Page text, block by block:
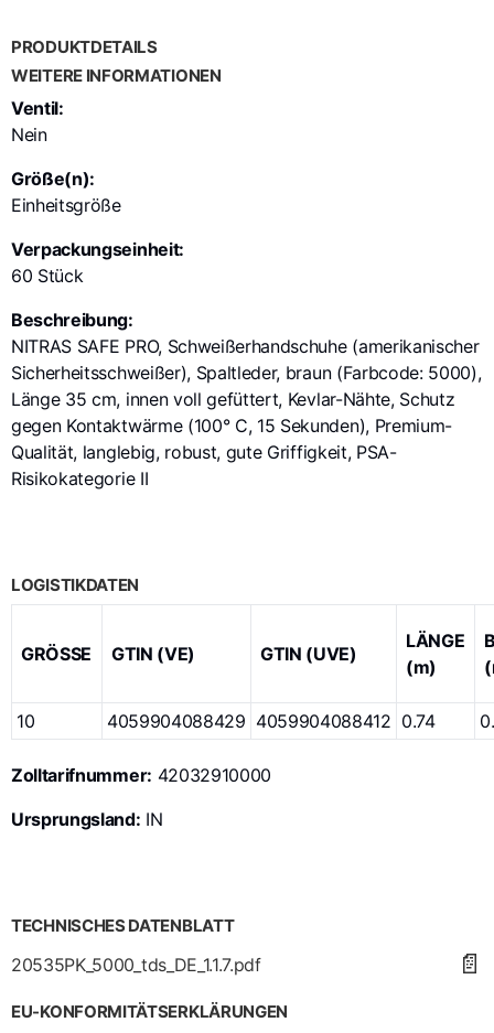
PRODUKTDETAILS
WEITERE INFORMATIONEN
Ventil:
Nein
Größe(n):
Einheitsgröße
Verpackungseinheit:
60 Stück
Beschreibung:
NITRAS SAFE PRO, Schweißerhandschuhe (amerikanischer
Sicherheitsschweißer), Spaltleder, braun (Farbcode: 5000),
Länge 35 cm, innen voll gefüttert, Kevlar-Nähte, Schutz
gegen Kontaktwärme (100° C, 15 Sekunden), Premium-
Qualität, langlebig, robust, gute Griffigkeit, PSA-
Risikokategorie II
LOGISTIKDATEN
GRÖSSE GTIN (VE) GTIN (UVE)
LÄNGE
(m)
10 4059904088429 4059904088412 0.74
Zolltarifnummer: 42032910000
Ursprungsland: IN
TECHNISCHES DATENBLATT
20535PK_5000_tds_DE_1.1.7.pdf 📄
EU-KONFORMITÄTSERKLÄRUNGEN